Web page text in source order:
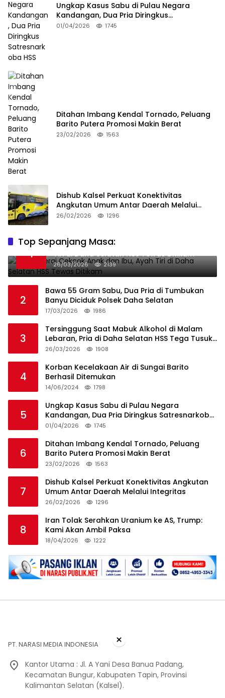
Ungkap Kasus Sabu di Pulau Negara
Kandangan, Dua Pria Diringkus
Satresnarkoba HSS
01/04/2026 1745
Ditahan Imbang Kendal Tornado, Peluang
Barito Putera Promosi Makin Berat
23/02/2026 1563
Dishub Kalsel Perkuat Konektivitas
Angkutan Umum Antar Daerah Melalui
Integritas
26/02/2026 1296
Top Sepanjang Masa:
1
Niat Melerai Cekcok Anak dan Ibu, Ayah
Tiri di Daha Selatan HSS Tewas Ditikam
26/03/2026 2139
2
Bawa 55 Gram Sabu, Dua Pria di Tumbukan
Banyu Diciduk Polsek Daha Selatan
17/03/2026 1986
3
Tersinggung Saat Mabuk Alkohol di Malam
Lebaran, Pria di Daha Selatan HSS Tega Tusuk
Teman Sendiri
26/03/2026 1908
4
Korban Kecelakaan Air di Sungai Barito
Berhasil Ditemukan
14/06/2024 1798
5
Ungkap Kasus Sabu di Pulau Negara
Kandangan, Dua Pria Diringkus Satresnarkoba
HSS
01/04/2026 1745
6
Ditahan Imbang Kendal Tornado, Peluang
Barito Putera Promosi Makin Berat
23/02/2026 1563
7
Dishub Kalsel Perkuat Konektivitas Angkutan
Umum Antar Daerah Melalui Integritas
26/02/2026 1296
8
Iran Tolak Serahkan Uranium ke AS, Trump:
Kami Akan Ambil Paksa
18/04/2026 1222
PT. NARASI MEDIA INDONESIA
Kantor Utama : Jl. A Yani Desa Banua Padang,
Kecamatan Bungur, Kabupaten Tapin, Provinsi
Kalimantan Selatan (Kalsel).
×